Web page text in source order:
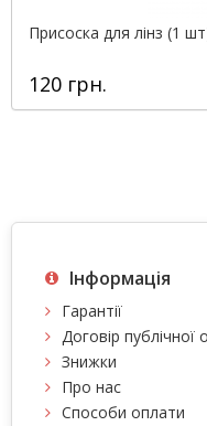
Присоска для лінз (1
120 грн.
Інформація
Гарантії
Договір публічної
Знижки
Про нас
Способи оплати